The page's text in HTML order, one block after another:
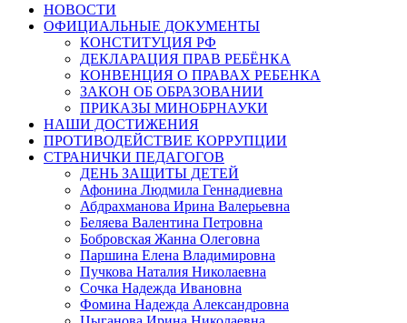
НОВОСТИ
ОФИЦИАЛЬНЫЕ ДОКУМЕНТЫ
КОНСТИТУЦИЯ РФ
ДЕКЛАРАЦИЯ ПРАВ РЕБЁНКА
КОНВЕНЦИЯ О ПРАВАХ РЕБЕНКА
ЗАКОН ОБ ОБРАЗОВАНИИ
ПРИКАЗЫ МИНОБРНАУКИ
НАШИ ДОСТИЖЕНИЯ
ПРОТИВОДЕЙСТВИЕ КОРРУПЦИИ
СТРАНИЧКИ ПЕДАГОГОВ
ДЕНЬ ЗАЩИТЫ ДЕТЕЙ
Афонина Людмила Геннадиевна
Абдрахманова Ирина Валерьевна
Беляева Валентина Петровна
Бобровская Жанна Олеговна
Паршина Елена Владимировна
Пучкова Наталия Николаевна
Сочка Надежда Ивановна
Фомина Надежда Александровна